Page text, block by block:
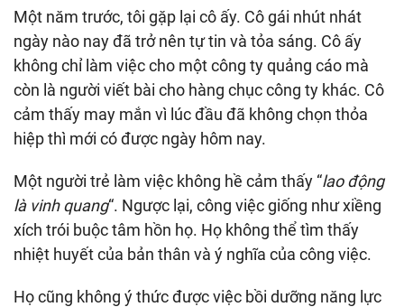
Một năm trước, tôi gặp lại cô ấy. Cô gái nhút nhát
ngày nào nay đã trở nên tự tin và tỏa sáng. Cô ấy
không chỉ làm việc cho một công ty quảng cáo mà
còn là người viết bài cho hàng chục công ty khác. Cô
cảm thấy may mắn vì lúc đầu đã không chọn thỏa
hiệp thì mới có được ngày hôm nay.
Một người trẻ làm việc không hề cảm thấy “lao động
là vinh quang“. Ngược lại, công việc giống như xiềng
xích trói buộc tâm hồn họ. Họ không thể tìm thấy
nhiệt huyết của bản thân và ý nghĩa của công việc.
Họ cũng không ý thức được việc bồi dưỡng năng lực